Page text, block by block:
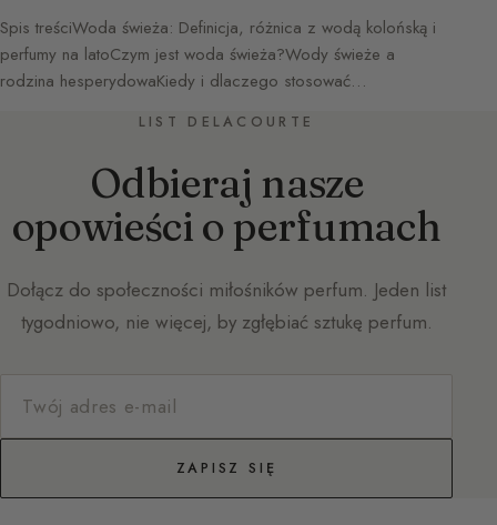
Spis treściWoda świeża: Definicja, różnica z wodą kolońską i
perfumy na latoCzym jest woda świeża?Wody świeże a
rodzina hesperydowaKiedy i dlaczego stosować…
LIST DELACOURTE
Odbieraj nasze
opowieści o perfumach
Dołącz do społeczności miłośników perfum. Jeden list
tygodniowo, nie więcej, by zgłębiać sztukę perfum.
ZAPISZ SIĘ